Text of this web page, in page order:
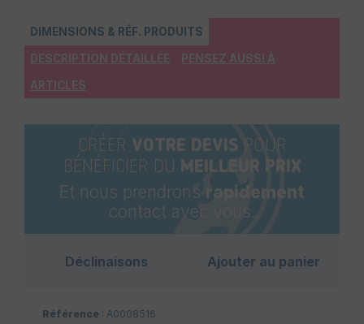
DIMENSIONS & RÉF. PRODUITS
DESCRIPTION DÉTAILLÉE PENSEZ AUSSI À
ARTICLES
CRÉER VOTRE DEVIS POUR
BÉNÉFICIER DU MEILLEUR PRIX
Et nous prendrons rapidement
contact avec vous.
Déclinaisons Ajouter au panier
Référence : A0008516